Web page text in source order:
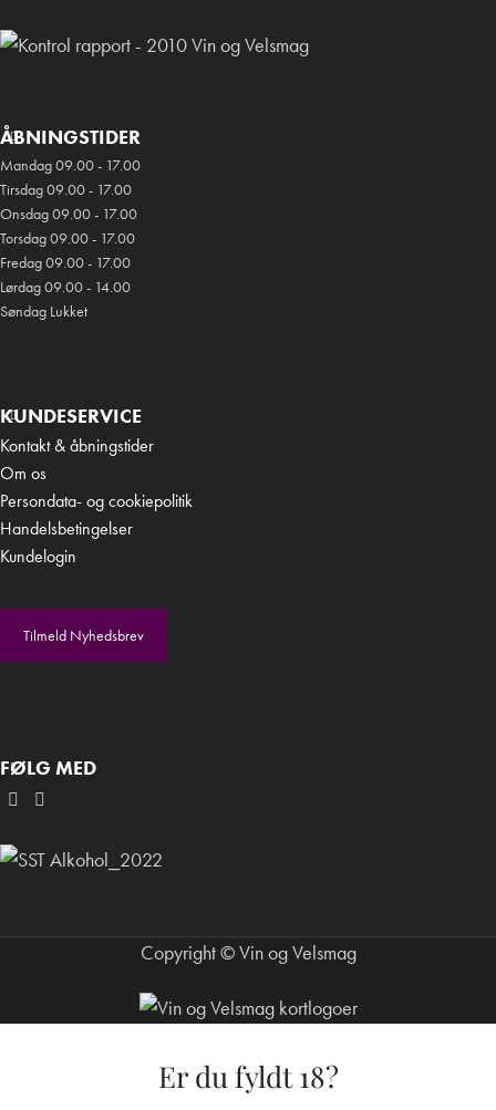
ÅBNINGSTIDER
Mandag 09.00 - 17.00
Tirsdag 09.00 - 17.00
Onsdag 09.00 - 17.00
Torsdag 09.00 - 17.00
Fredag 09.00 - 17.00
Lørdag 09.00 - 14.00
Søndag Lukket
KUNDESERVICE
Kontakt & åbningstider
Om os
Persondata- og cookiepolitik
Handelsbetingelser
Kundelogin
Tilmeld Nyhedsbrev
FØLG MED
Copyright © Vin og Velsmag
Er du fyldt 18?